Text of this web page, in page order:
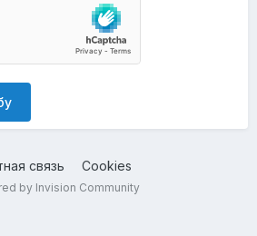
связь Cookies
by Invision Community